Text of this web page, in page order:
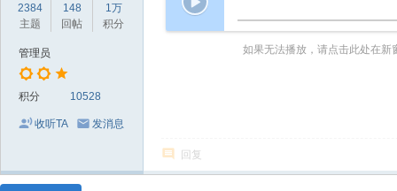
伴
2384
主题
148
回帖
1万
积分
管理员
积分 10528
收听TA 发消息
如果无法播放，请点击此处在新
回复